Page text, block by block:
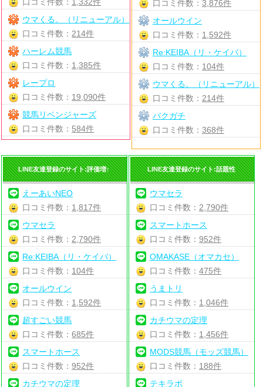
ウマくる。（リニューアル）
口コミ件数： 214件
ハーレム競馬
口コミ件数： 1,385件
レープロ
口コミ件数： 19,090件
競馬リベンジャーズ
口コミ件数： 584件
口コミ件数： 3,876件
オールウイン
口コミ件数： 1,592件
Re:KEIBA（リ・ケイバ）
口コミ件数： 104件
ウマくる。（リニューアル）
口コミ件数： 214件
バクガチ
口コミ件数： 368件
LINE友達登録のサイト:評価増↑
えーあいNEO
口コミ件数： 1,817件
ウマセラ
口コミ件数： 2,790件
Re:KEIBA（リ・ケイバ）
口コミ件数： 104件
オールウイン
口コミ件数： 1,592件
超すごい競馬
口コミ件数：685件
スマートホース
口コミ件数：952件
カチウマの定理
LINE友達登録のサイト:話題性
ウマセラ
口コミ件数： 2,790件
スマートホース
口コミ件数： 952件
OMAKASE（オマカセ）
口コミ件数： 475件
うまトリ
口コミ件数： 1,046件
カチウマの定理
口コミ件数： 1,456件
MODS競馬（モッズ競馬）
口コミ件数： 188件
テキラボ